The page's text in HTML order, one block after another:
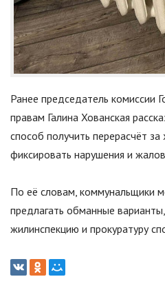
Ранее председатель комиссии
правам Галина Хованская
способ получить перерасчёт
фиксировать нарушения и
По её словам, коммунальщики
предлагать обманные
жилинспекцию и прокуратуру